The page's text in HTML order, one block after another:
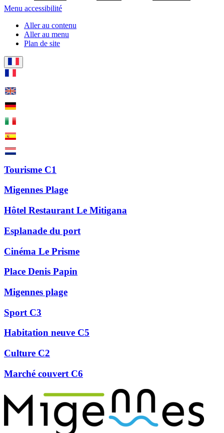
Menu accessibilité
Aller au contenu
Aller au menu
Plan de site
Tourisme C1
Migennes Plage
Hôtel Restaurant Le Mitigana
Esplanade du port
Cinéma Le Prisme
Place Denis Papin
Migennes plage
Sport C3
Habitation neuve C5
Culture C2
Marché couvert C6
Précédent
Suivant